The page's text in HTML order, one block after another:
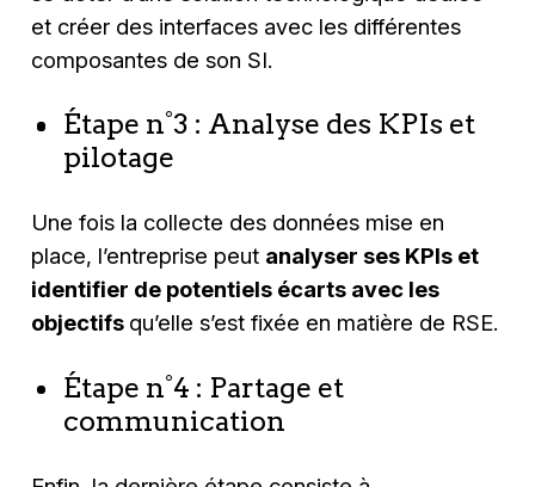
et créer des interfaces avec les différentes
composantes de son SI.
Étape n°3 : Analyse des KPIs et
pilotage
Une fois la collecte des données mise en
place, l’entreprise peut analyser ses KPIs et
identifier de potentiels écarts avec les
objectifs qu’elle s’est fixée en matière de RSE.
Étape n°4 : Partage et
communication